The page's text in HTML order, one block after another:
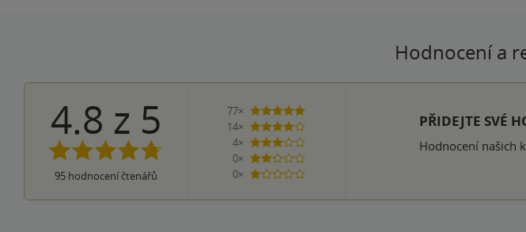
Hodnocení a
4.8 z 5
95hodnocení čtenářů
77×
5 hvězdiček
14×
4 hvězdičky
4×
3 hvězdičky
0×
2 hvězdičky
0×
1 hvezdička
PŘIDEJTE SVÉ
Hodnocení našich